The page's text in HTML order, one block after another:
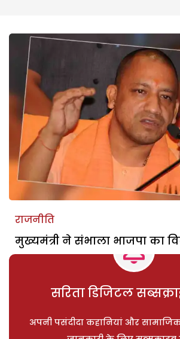
राजनीति
मुख्यमंत्री ने संभाला भाजपा का
सरिता डिजिटल
अपनी पसंदीदा कहानियां और सामाजिक